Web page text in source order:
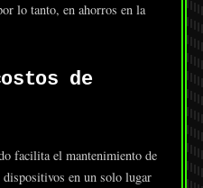
lo tanto, en ahorros en la
de
facilita el mantenimiento de
en un solo lugar